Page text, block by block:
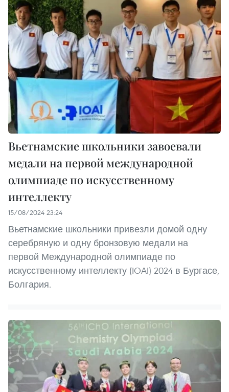
Вьетнамские школьники завоевали
медали на первой международной
олимпиаде по искусственному
интеллекту
15/08/2024 23:24
Вьетнамские школьники привезли домой одну
серебряную и одну бронзовую медали на
первой Международной олимпиаде по
искусственному интеллекту (IOAI) 2024 в Бургасе,
Болгария.